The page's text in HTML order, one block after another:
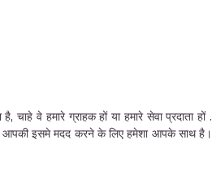
वे हमारे ग्राहक हों या हमारे सेवा प्रदाता हों .
आपकी इसमे मदद करने के लिए हमेशा आपके साथ है।